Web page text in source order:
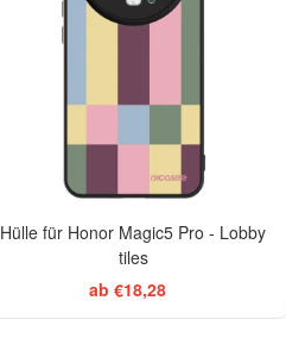
Hülle für Honor Magic5 Pro - Lobby
tiles
ab €18,28